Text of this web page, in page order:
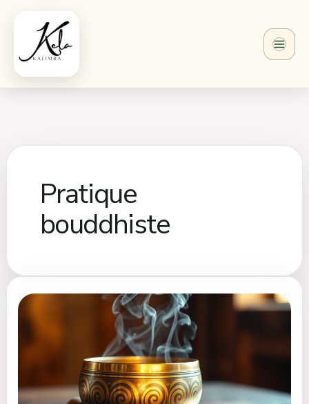
contenu
Pratique
bouddhiste
chantant
tibétain
signification
spirituelle